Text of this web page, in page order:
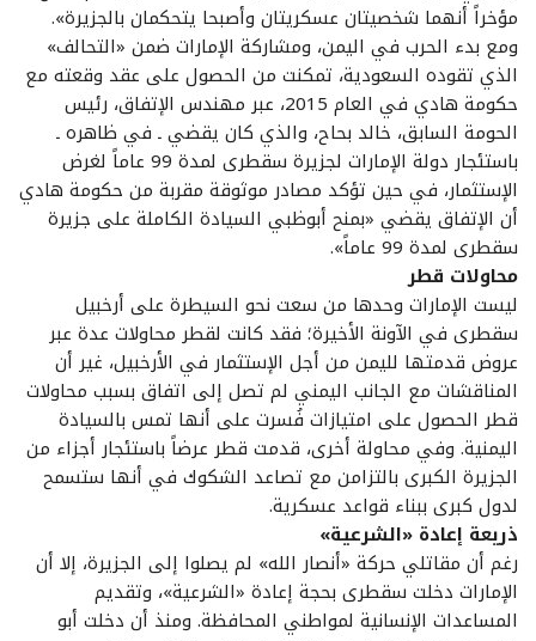
مؤخراً أنهما شخصيتان عسكريتان وأصبحا يتحكمان بالجزيرة».
ومع بدء الحرب في اليمن، ومشاركة الإمارات ضمن «التحالف»
الذي تقوده السعودية، تمكنت من الحصول على عقد وقعته مع
حكومة هادي في العام 2015، عبر مهندس الإتفاق، رئيس
الحومة السابق، خالد بحاح، والذي كان يقضي ـ في ظاهره ـ
باستئجار دولة الإمارات لجزيرة سقطرى لمدة 99 عاماً لغرض
الإستثمار، في حين تؤكد مصادر موثوقة مقربة من حكومة هادي
أن الإتفاق يقضي «بمنح أبوظبي السيادة الكاملة على جزيرة
سقطرى لمدة 99 عاماً».
محاولات قطر
ليست الإمارات وحدها من سعت نحو السيطرة على أرخبيل
سقطرى في الآونة الأخيرة؛ فقد كانت لقطر محاولات عدة عبر
عروض قدمتها لليمن من أجل الإستثمار في الأرخبيل، غير أن
المناقشات مع الجانب اليمني لم تصل إلى اتفاق بسبب محاولات
قطر الحصول على امتيازات فُسرت على أنها تمس بالسيادة
اليمنية. وفي محاولة أخرى، قدمت قطر عرضاً باستئجار أجزاء من
الجزيرة الكبرى بالتزامن مع تصاعد الشكوك في أنها ستسمح
لدول كبرى ببناء قواعد عسكرية.
ذريعة إعادة «الشرعية»
رغم أن مقاتلي حركة «أنصار الله» لم يصلوا إلى الجزيرة، إلا أن
الإمارات دخلت سقطرى بحجة إعادة «الشرعية»، وتقديم
المساعدات الإنسانية لمواطني المحافظة. ومنذ أن دخلت أبو